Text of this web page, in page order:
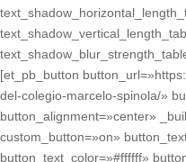
[et_pb_button
del-colegio-marcelo-spinola/»
button_alignment=»center»
custom_button=»on»
button_text_color=»#ffffff»